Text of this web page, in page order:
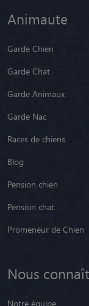
Animaute
Garde Chien
Garde Chat
Garde Animaux
Garde Nac
Races de chiens
Blog
Pension chien
Promeneur de Chien